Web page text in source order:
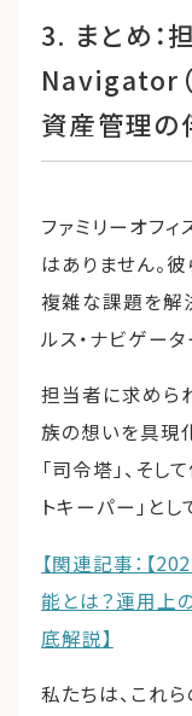
3. まとめ：
Navigator（
資産管理の
ファミリーオフ
はありません。
複雑な課題を解
ルス・ナビゲータ
担当者に求めら
族の想いを具現
「司令塔」、そ
トキーパー」とし
【関連記事：【
能とは？運用上
底解説】
私たちは、これ